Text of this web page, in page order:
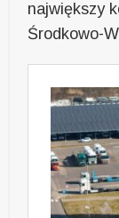
największy
Środkowo-